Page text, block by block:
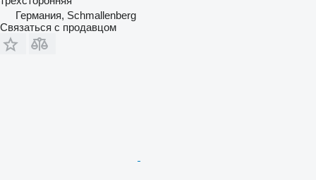
Германия, Schmallenberg
Связаться с продавцом